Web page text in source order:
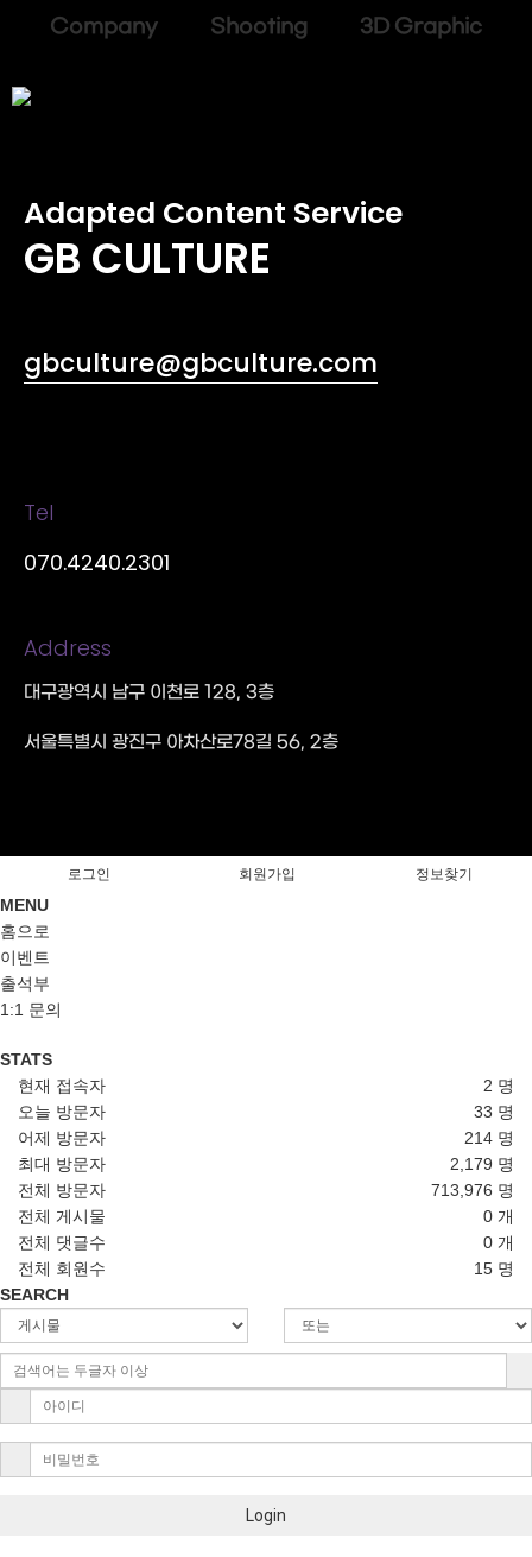
Company Shooting 3D Graphic
Adapted Content Service
GB CULTURE
gbculture@gbculture.com
Tel
070.4240.2301
Address
대구광역시 남구 이천로 128, 3층
서울특별시 광진구 아차산로78길 56, 2층
로그인 회원가입 정보찾기
MENU
홈으로
이벤트
출석부
1:1 문의
STATS
2 명
현재 접속자
33 명
오늘 방문자
214 명
어제 방문자
2,179 명
최대 방문자
713,976 명
전체 방문자
0 개
전체 게시물
0 개
전체 댓글수
15 명
전체 회원수
SEARCH
Login